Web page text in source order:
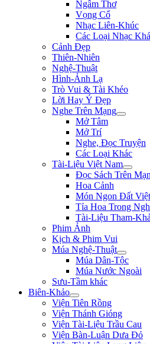
Ngâm Thơ
Vọng Cổ
Nhạc Liên-Khúc
Các Loại Nhạc
Cảnh Đẹp
Thiên-Nhiên
Nghệ-Thuật
Hình-Ảnh Lạ
Trò Vui & Tài Khéo
Lời Hay Ý Đẹp
Nghe Trên Mạng
Mở Tâm
Mở Trí
Nghe, Đọc Truyện
Các Loại Khác
Tài-Liệu Việt Nam
Đọc Sách Trên
Hoa Cảnh
Món Ngon Đất Việt
Tỉa Hoa Trong
Tài-Liệu Tham-
Phim Ảnh
Kịch & Phim Vui
Múa Nghệ-Thuật
Múa Dân-Tộc
Múa Nước Ngoài
Sưu-Tầm khác
Biên-Khảo
Viện Tiên Rồng
Viện Thánh Gióng
Viện Tài-Liệu Trầu Cau
Viện Bàn-Luận Dưa Đỏ